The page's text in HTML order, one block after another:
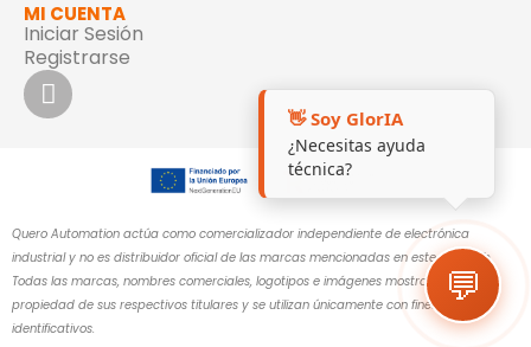
MI CUENTA
Iniciar Sesión
Registrarse
👋 Soy GlorIA
¿Necesitas ayuda
técnica?
💬
Quero Automation actúa como comercializador independiente de electrónica
industrial y no es distribuidor oficial de las marcas mencionadas en este sitio web.
Todas las marcas, nombres comerciales, logotipos e imágenes mostrados son
propiedad de sus respectivos titulares y se utilizan únicamente con fines
identificativos.